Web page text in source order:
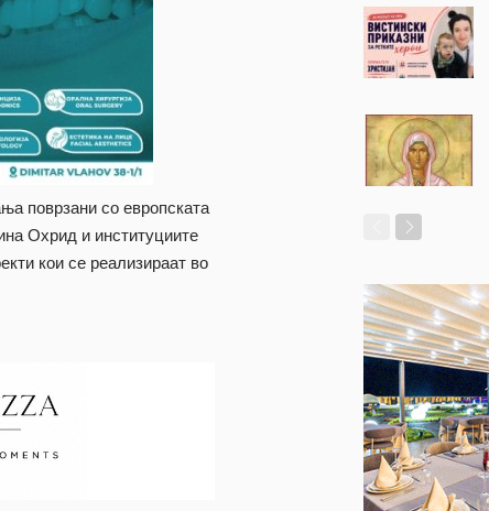
поврзани со европската
Охрид и институциите
кои се реализираат во